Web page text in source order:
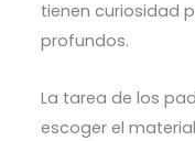
tienen curiosidad
profundos.
La tarea de los
escoger el